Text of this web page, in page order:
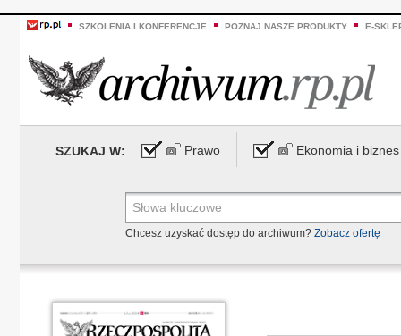
SZKOLENIA I KONFERENCJE POZNAJ NASZE PRODUKTY E-
SZUKAJ W: Prawo Ekonomia i biznes
Chcesz uzyskać dostęp do archiwum? Zobacz ofertę